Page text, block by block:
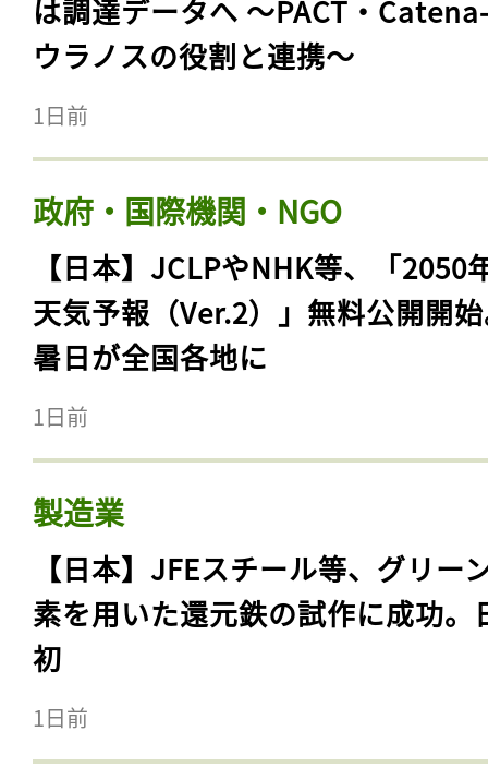
は調達データへ 〜PACT・
ウラノスの役割と連携〜
1日前
政府・国際機関・NGO
【日本】JCLPやNHK等、「2050
天気予報（Ver.2）」無料公開開
暑日が全国各地に
1日前
製造業
【日本】JFEスチール等、グリー
素を用いた還元鉄の試作に成功。
初
1日前